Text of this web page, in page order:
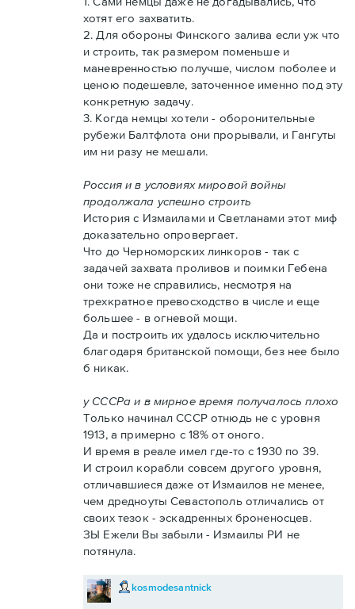
хотят его захватить.
2. Для обороны Финского залива если уж что
и строить, так размером поменьше и
маневренностью получше, числом поболее и
ценою подешевле, заточенное именно под эту
конкретную задачу.
3. Когда немцы хотели - оборонительные
рубежи Балтфлота они прорывали, и Гангуты
им ни разу не мешали.
Россия и в условиях мировой войны
продолжала успешно строить
История с Измаилами и Светланами этот миф
доказательно опровергает.
Что до Черноморских линкоров - так с
задачей захвата проливов и поимки Гебена
они тоже не справились, несмотря на
трехкратное превосходство в числе и еще
большее - в огневой мощи.
Да и построить их удалось исключительно
благодаря британской помощи, без нее было
б никак.
у СССРа и в мирное время получалось плохо
Только начинал СССР отнюдь не с уровня
1913, а примерно с 18% от оного.
И время в реале имел где-то с 1930 по 39.
И строил корабли совсем другого уровня,
отличавшиеся даже от Измаилов не менее,
чем дредноуты Севастополь отличались от
своих тезок - эскадренных броненосцев.
ЗЫ Ежели Вы забыли - Измаилы РИ не
потянула.
kosmodesantnick